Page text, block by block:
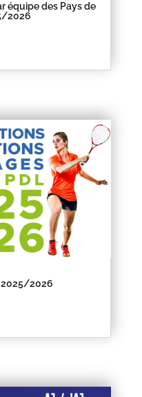
équipe des Pays de
2026
2025/2026